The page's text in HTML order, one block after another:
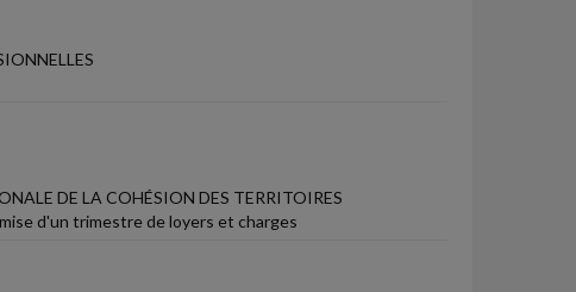
DE LA COHÉSION DES TERRITOIRES
d'un trimestre de loyers et charges